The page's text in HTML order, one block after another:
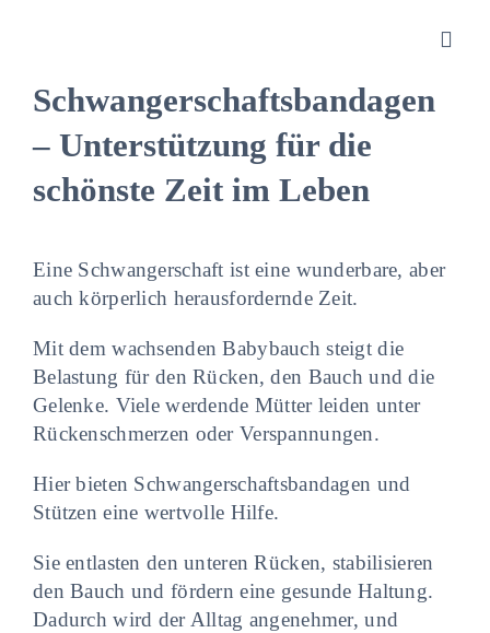
Orthopädietechnik
Rehatechnik
Homecare
Produkte
Über uns
Schwangerschaftsbandagen
– Unterstützung für die
schönste Zeit im Leben
Eine Schwangerschaft ist eine wunderbare, aber
auch körperlich herausfordernde Zeit.
Mit dem wachsenden Babybauch steigt die
Belastung für den Rücken, den Bauch und die
Gelenke. Viele werdende Mütter leiden unter
Rückenschmerzen oder Verspannungen.
Hier bieten Schwangerschaftsbandagen und
Stützen eine wertvolle Hilfe.
Sie entlasten den unteren Rücken, stabilisieren
den Bauch und fördern eine gesunde Haltung.
Dadurch wird der Alltag angenehmer, und